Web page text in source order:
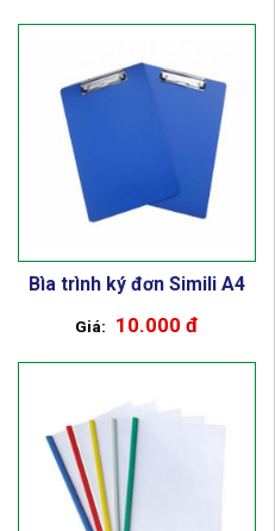
Bìa trình ký đơn Simili A4
10.000 đ